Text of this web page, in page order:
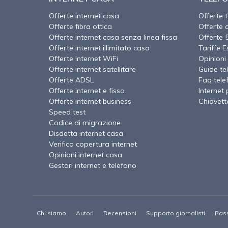
Offerte internet casa
Offerte fibra ottica
Offerte internet casa senza linea fissa
Offerte internet illimitato casa
Offerte internet WiFi
Offerte internet satellitare
Offerte ADSL
Offerte internet e fisso
Offerte internet business
Speed test
Codice di migrazione
Disdetta internet casa
Verifica copertura internet
Opinioni internet casa
Gestori internet e telefono
Offerte
Offerte
Offerte
Tariffe
Guide
Faq
Internet
Chi siamo Autori Recensioni Supporto giornalisti